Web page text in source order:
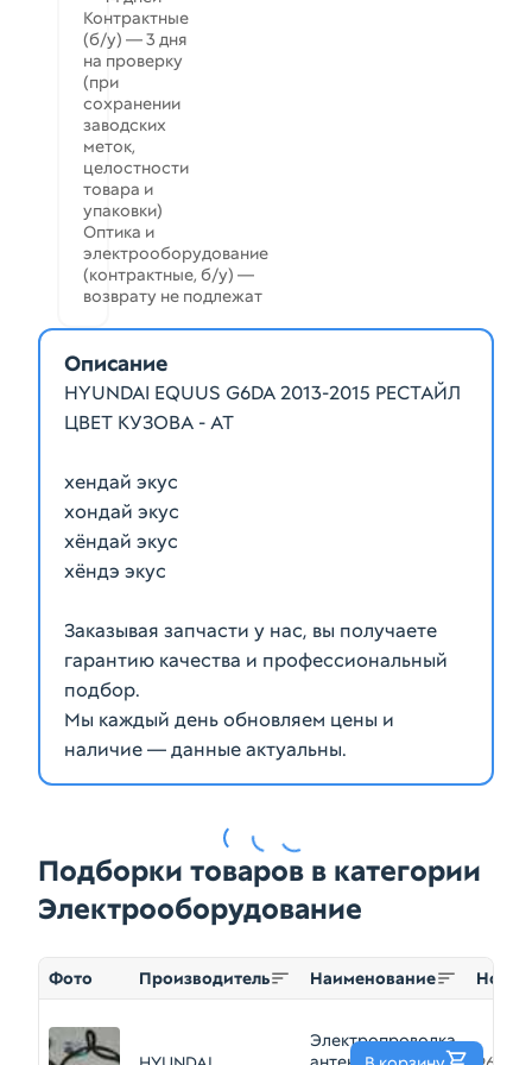
Контрактные
(б/у) — 3 дня
на проверку
(при
сохранении
заводских
меток,
целостности
товара и
упаковки)
Оптика и
электрооборудование
(контрактные, б/у) —
возврату не подлежат
Описание
HYUNDAI EQUUS G6DA 2013-2015 РЕСТАЙЛ
ЦВЕТ КУЗОВА - AT
хендай экус
хондай экус
хёндай экус
хёндэ экус
Заказывая запчасти у нас, вы получаете
гарантию качества и профессиональный
подбор.
Мы каждый день обновляем цены и
наличие — данные актуальны.
Подборки товаров в категории
Электрооборудование
Фото Производитель Наименование Номер
Электропроводка